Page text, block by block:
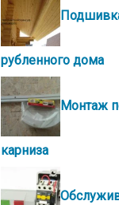
рубленного дома
Монтаж
карниза